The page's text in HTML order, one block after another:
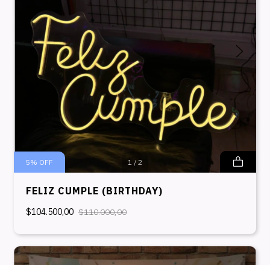
1 / 2
5% OFF
FELIZ CUMPLE (BIRTHDAY)
$104.500,00 $110.000,00